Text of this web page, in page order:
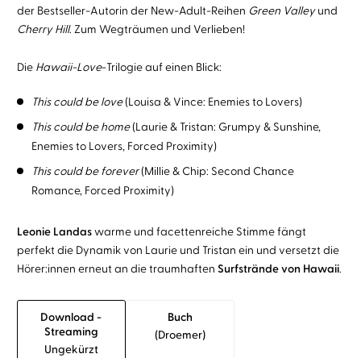
der Bestseller-Autorin der New-Adult-Reihen Green Valleyund
Cherry Hill. Zum Wegträumen und Verlieben!
Die Hawaii-Love-Trilogie auf einen Blick:
This could be love(Louisa & Vince: Enemies to Lovers)
This could be home(Laurie & Tristan: Grumpy & Sunshine,
Enemies to Lovers, Forced Proximity)
This could be forever(Millie & Chip: Second Chance
Romance, Forced Proximity)
Leonie Landaswarme und facettenreiche Stimme fängt
perfekt die Dynamik von Laurie und Tristan ein und versetzt die
Hörer:innen erneut an die traumhaften Surfstrände von Hawaii.
Download -
Streaming
Ungekürzt
Buch
(droemer)